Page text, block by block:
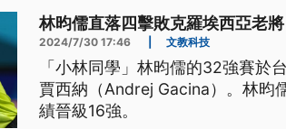
林昀儒直落四擊敗克羅埃西亞老
2024/7/30 17:46 文教科技
「小林同學」林昀儒的32強賽於
賈西納（Andrej Gacina）。林昀
績晉級16強。